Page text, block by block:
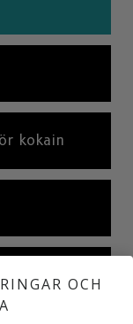
kokain
dig
OCH